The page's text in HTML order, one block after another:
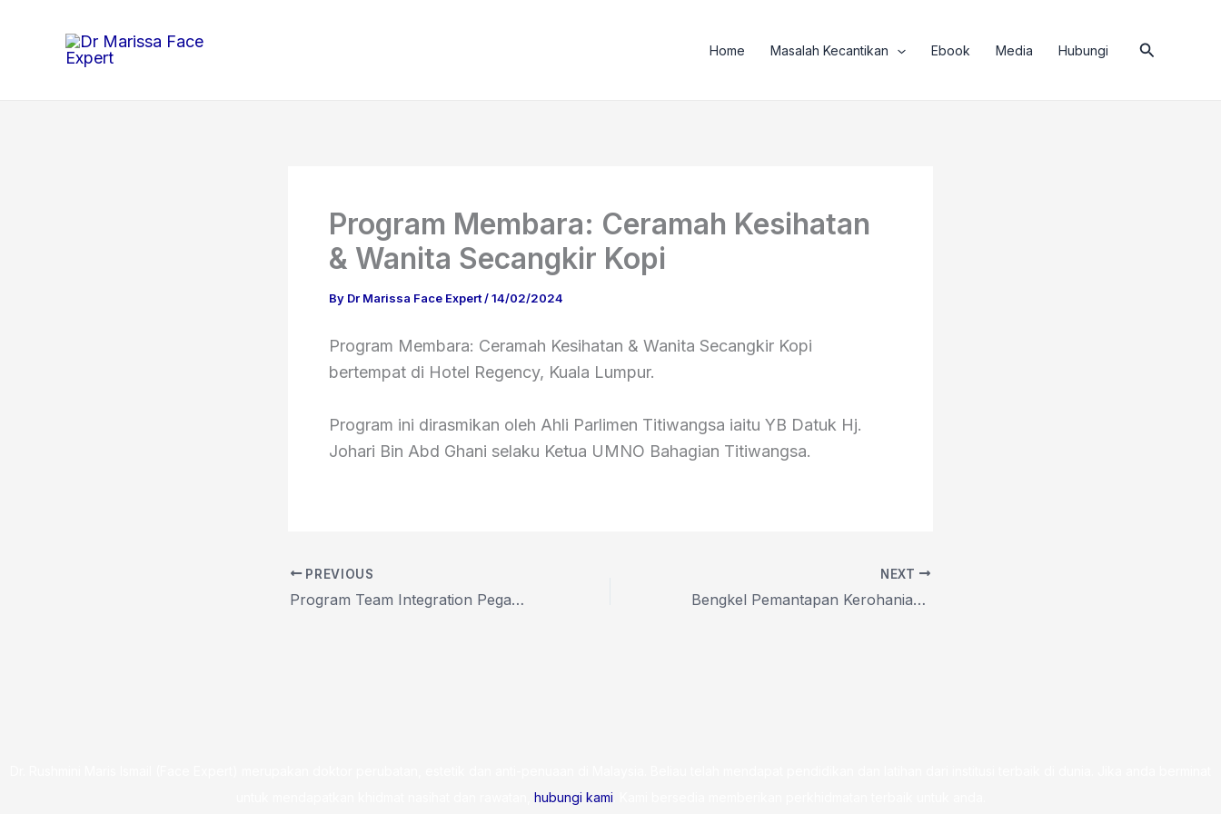
Home Masalah Kecantikan Ebook Media Hubungi Search
Program Membara: Ceramah Kesihatan
& Wanita Secangkir Kopi
By Dr Marissa Face Expert/14/02/2024
Program Membara: Ceramah Kesihatan & Wanita Secangkir Kopi
bertempat di Hotel Regency, Kuala Lumpur.
Program ini dirasmikan oleh Ahli Parlimen Titiwangsa iaitu YB Datuk Hj.
Johari Bin Abd Ghani selaku Ketua UMNO Bahagian Titiwangsa.
PREVIOUS
Program Team Integration Pegawai Dan Isteri Pegawai INTAN
NEXT
Bengkel Pemantapan Kerohanian Dan Fizikal Di Kota Bharu
hubungi kami